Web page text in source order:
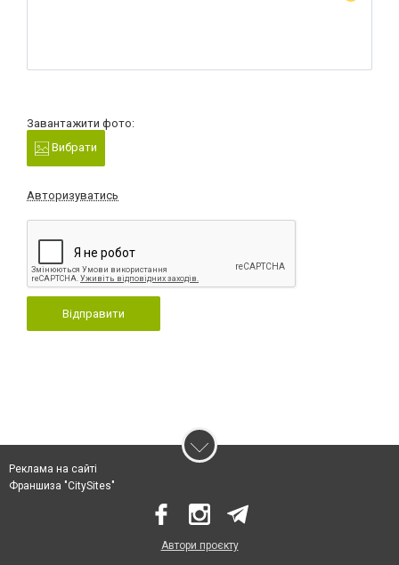
Завантажити фото:
Вибрати
Авторизуватись
Відправити
Реклама на сайті
Франшиза "CitySites"
Автори проєкту